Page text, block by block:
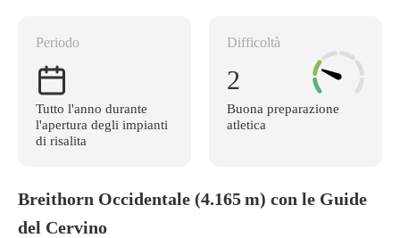
Periodo
Tutto l'anno durante
l'apertura degli impianti
di risalita
Difficoltà
2
Buona preparazione
atletica
Breithorn Occidentale (4.165m) con le Guide
del Cervino